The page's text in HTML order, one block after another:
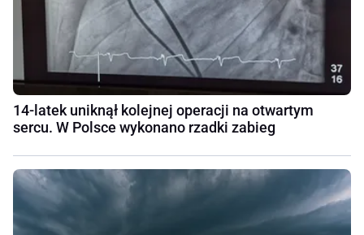
14-latek uniknął kolejnej operacji na otwartym
sercu. W Polsce wykonano rzadki zabieg